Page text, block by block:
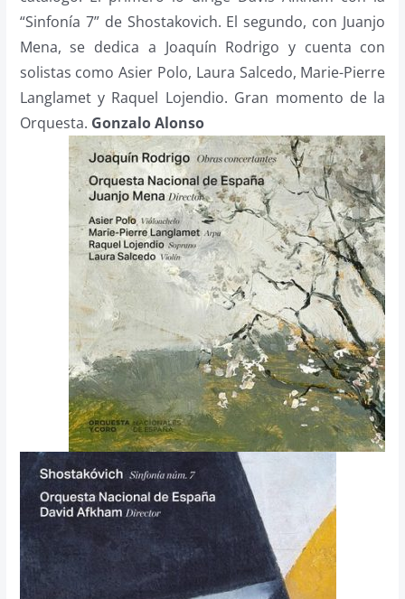
“Sinfonía 7” de Shostakovich. El segundo, con Juanjo
Mena, se dedica a Joaquín Rodrigo y cuenta con
solistas como Asier Polo, Laura Salcedo, Marie-Pierre
Langlamet y Raquel Lojendio. Gran momento de la
Orquesta. Gonzalo Alonso